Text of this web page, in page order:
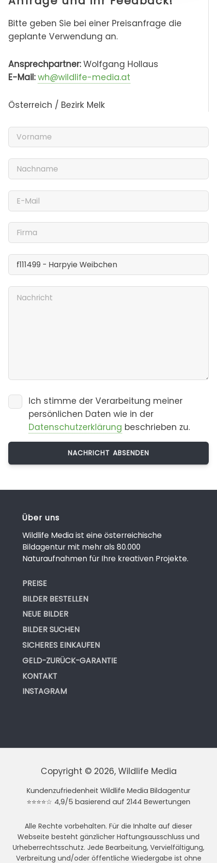
Bitte geben Sie bei einer Preisanfrage die
geplante Verwendung an.
Ansprechpartner:Wolfgang Hollaus
E-Mail: wh@wildlife-media.at
Österreich / Bezirk Melk
Ich stimme der Verarbeitung meiner
persönlichen Daten wie in der
Datenschutzerklärung beschrieben zu.
Über uns
Wildlife Media ist eine österreichische
Bildagentur mit mehr als 80.000
Naturaufnahmen für Ihre kreativen Projekte.
PREISE
BILDER BESTELLEN
NEUE BILDER
BILDER SUCHEN
SICHERES EINKAUFEN
GELD-ZURÜCK-GARANTIE
KONTAKT
INSTAGRAM
Copyright © 2026, Wildlife Media
Kundenzufriedenheit Wildlife Media Bildagentur
⭐⭐⭐⭐☆ 4,9/5 basierend auf 2144 Bewertungen
Alle Rechte vorbehalten. Für die Inhalte auf dieser
Webseite besteht gänzlicher Haftungsausschluss und
Urheberrechtsschutz. Jede Bearbeitung, Vervielfältigung,
Verbreitung und/oder öffentliche Wiedergabe ist ohne